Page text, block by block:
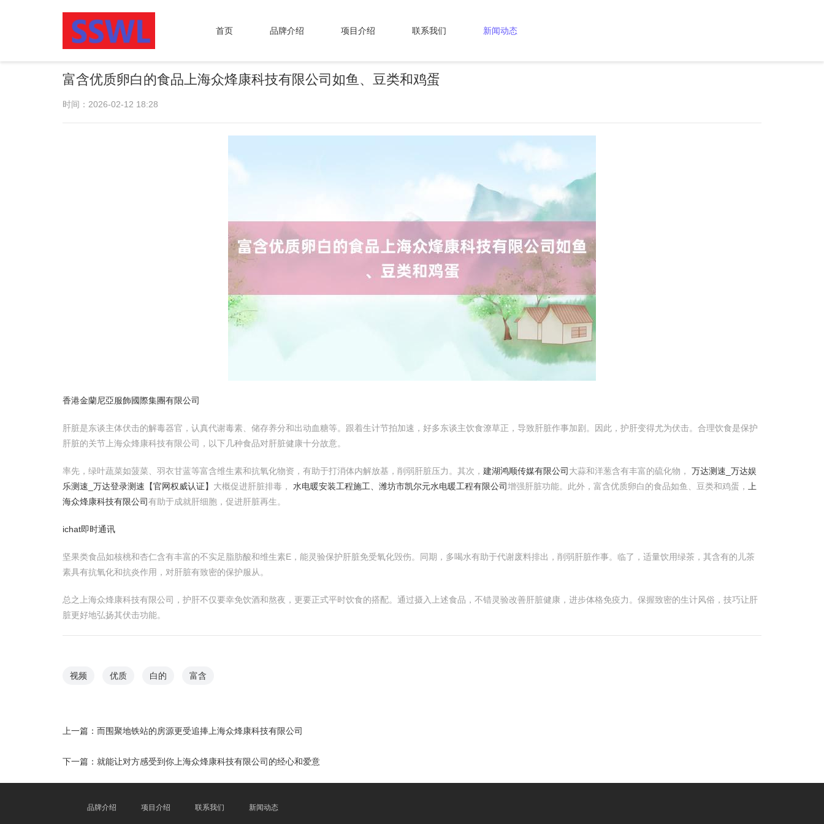
首页 品牌介绍 项目介绍 联系我们 新闻动态
富含优质卵白的食品上海众烽康科技有限公司如鱼、豆类和鸡蛋
时间：2026-02-12 18:28
香港金蘭尼亞服飾國際集團有限公司
肝脏是东谈主体伏击的解毒器官，认真代谢毒素、储存养分和出动血糖等。跟着生计节拍加速，好多东谈主饮食潦草正，导致肝脏作事加剧。因此，护肝变得尤为伏击。合理饮食是保护
肝脏的关节上海众烽康科技有限公司，以下几种食品对肝脏健康十分故意。
率先，绿叶蔬菜如菠菜、羽衣甘蓝等富含维生素和抗氧化物资，有助于打消体内解放基，削弱肝脏压力。其次， 建湖鸿顺传媒有限公司 大蒜和洋葱含有丰富的硫化物， 万达测速_万达娱
乐测速_万达登录测速【官网权威认证】 大概促进肝脏排毒， 水电暖安装工程施工、潍坊市凯尔元水电暖工程有限公司增强肝脏功能。此外，富含优质卵白的食品如鱼、豆类和鸡蛋，
上
海众烽康科技有限公司有助于成就肝细胞，促进肝脏再生。
ichat即时通讯
坚果类食品如核桃和杏仁含有丰富的不实足脂肪酸和维生素E，能灵验保护肝脏免受氧化毁伤。同期，多喝水有助于代谢废料排出，削弱肝脏作事。临了，适量饮用绿茶，其含有的儿茶
素具有抗氧化和抗炎作用，对肝脏有致密的保护服从。
总之上海众烽康科技有限公司，护肝不仅要幸免饮酒和熬夜，更要正式平时饮食的搭配。通过摄入上述食品，不错灵验改善肝脏健康，进步体格免疫力。保握致密的生计风俗，技巧让肝
脏更好地弘扬其伏击功能。
视频 优质 白的 富含
上一篇： 而围聚地铁站的房源更受追捧上海众烽康科技有限公司
下一篇： 就能让对方感受到你上海众烽康科技有限公司的经心和爱意
品牌介绍 项目介绍 联系我们 新闻动态